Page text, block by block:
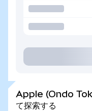
Apple (Ondo
て探索する